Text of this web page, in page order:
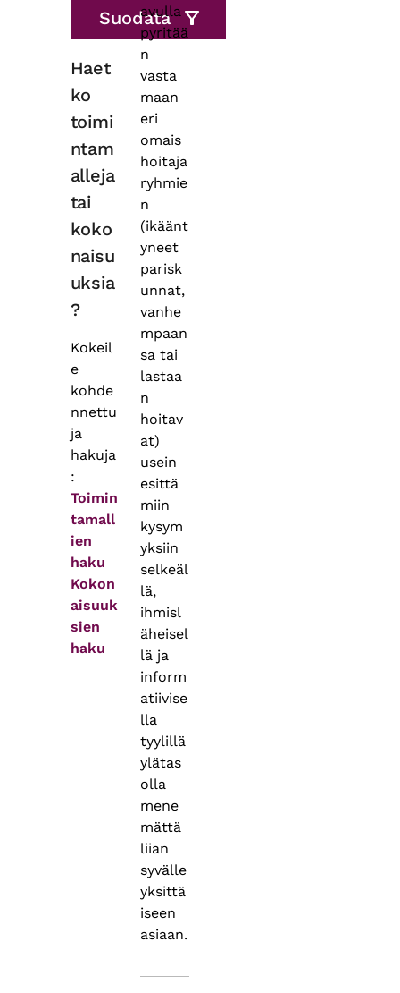
Haet
ko
toimi
ntam
alleja
tai
koko
naisu
uksia
?
Kokeil
e
kohde
nnettu
ja
hakuja
:
Toimin
tamall
ien
haku
Kokon
aisuuk
sien
haku
avulla
pyritää
n
vasta
maan
eri
omais
hoitaja
ryhmie
n
(ikäänt
yneet
parisk
unnat,
vanhe
mpaan
sa tai
lastaa
n
hoitav
at)
usein
esittä
miin
kysym
yksiin
selkeäl
lä,
ihmisl
äheisel
lä ja
inform
atiivise
lla
tyylillä
ylätas
olla
mene
mättä
liian
syvälle
yksittä
iseen
asiaan.